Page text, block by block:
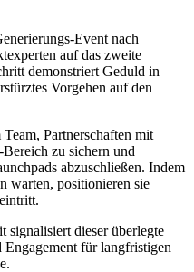
Event nach
auf das zweite
demonstriert Geduld in
Vorgehen auf den
Partnerschaften mit
zu sichern und
abzuschließen. Indem
warten, positionieren sie
signalisiert dieser überlegte
für langfristigen